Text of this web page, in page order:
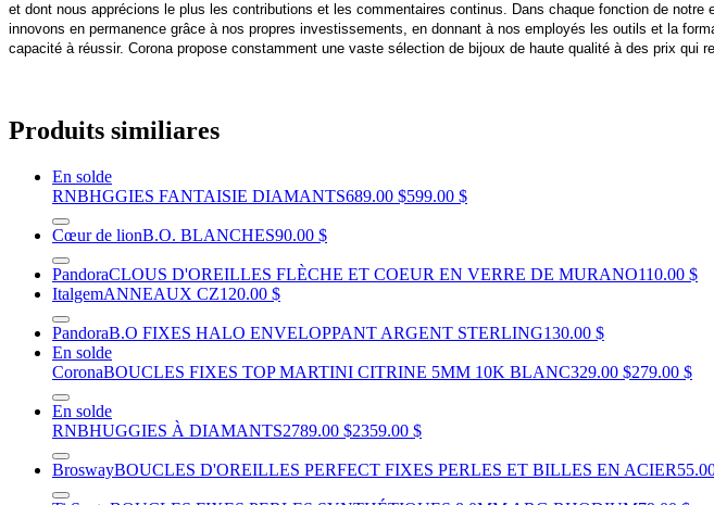
et dont nous apprécions le plus les contributions et les commentaires continus. Dans chaque fonction de
innovons en permanence grâce à nos propres investissements, en donnant à nos employés les outils et la
capacité à réussir. Corona propose constamment une vaste sélection de bijoux de haute qualité à des prix qui
Produits similiares
En solde
RNBHGGIES FANTAISIE DIAMANTS689.00 $599.00 $
Cœur de lionB.O. BLANCHES90.00 $
PandoraCLOUS D'OREILLES FLÈCHE ET COEUR EN VERRE DE MURANO110.00 $
ItalgemANNEAUX CZ120.00 $
PandoraB.O FIXES HALO ENVELOPPANT ARGENT STERLING130.00 $
En solde
CoronaBOUCLES FIXES TOP MARTINI CITRINE 5MM 10K BLANC329.00 $279.00 $
En solde
RNBHUGGIES À DIAMANTS2789.00 $2359.00 $
BroswayBOUCLES D'OREILLES PERFECT FIXES PERLES ET BILLES EN ACIER